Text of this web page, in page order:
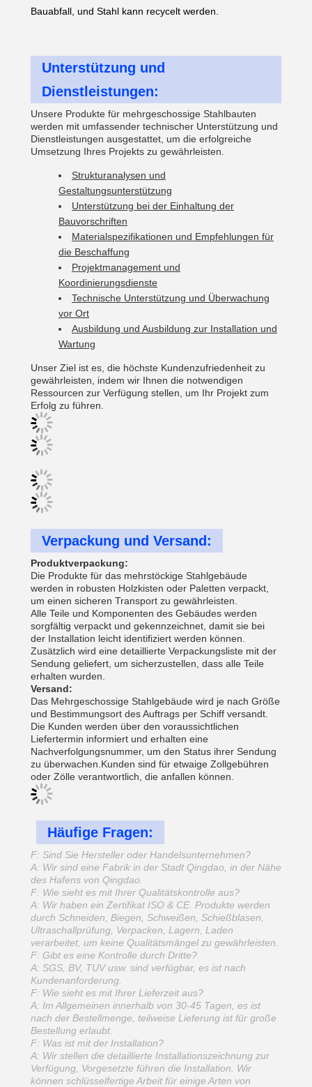
Bauabfall, und Stahl kann recycelt werden.
Unterstützung und
Dienstleistungen:
Unsere Produkte für mehrgeschossige Stahlbauten
werden mit umfassender technischer Unterstützung und
Dienstleistungen ausgestattet, um die erfolgreiche
Umsetzung Ihres Projekts zu gewährleisten.
Strukturanalysen und
Gestaltungsunterstützung
Unterstützung bei der Einhaltung der
Bauvorschriften
Materialspezifikationen und Empfehlungen für
die Beschaffung
Projektmanagement und
Koordinierungsdienste
Technische Unterstützung und Überwachung
vor Ort
Ausbildung und Ausbildung zur Installation und
Wartung
Unser Ziel ist es, die höchste Kundenzufriedenheit zu
gewährleisten, indem wir Ihnen die notwendigen
Ressourcen zur Verfügung stellen, um Ihr Projekt zum
Erfolg zu führen.
Verpackung und Versand:
Produktverpackung:
Die Produkte für das mehrstöckige Stahlgebäude
werden in robusten Holzkisten oder Paletten verpackt,
um einen sicheren Transport zu gewährleisten.
Alle Teile und Komponenten des Gebäudes werden
sorgfältig verpackt und gekennzeichnet, damit sie bei
der Installation leicht identifiziert werden können.
Zusätzlich wird eine detaillierte Verpackungsliste mit der
Sendung geliefert, um sicherzustellen, dass alle Teile
erhalten wurden.
Versand:
Das Mehrgeschossige Stahlgebäude wird je nach Größe
und Bestimmungsort des Auftrags per Schiff versandt.
Die Kunden werden über den voraussichtlichen
Liefertermin informiert und erhalten eine
Nachverfolgungsnummer, um den Status ihrer Sendung
zu überwachen.Kunden sind für etwaige Zollgebühren
oder Zölle verantwortlich, die anfallen können.
Häufige Fragen:
F: Sind Sie Hersteller oder Handelsunternehmen?
A: Wir sind eine Fabrik in der Stadt Qingdao, in der Nähe
des Hafens von Qingdao.
F: Wie sieht es mit Ihrer Qualitätskontrolle aus?
A: Wir haben ein Zertifikat ISO & CE. Produkte werden
durch Schneiden, Biegen, Schweißen, Schießblasen,
Ultraschallprüfung, Verpacken, Lagern, Laden
verarbeitet, um keine Qualitätsmängel zu gewährleisten.
F: Gibt es eine Kontrolle durch Dritte?
A: SGS, BV, TUV usw. sind verfügbar, es ist nach
Kundenanforderung.
F: Wie sieht es mit Ihrer Lieferzeit aus?
A: Im Allgemeinen innerhalb von 30-45 Tagen, es ist
nach der Bestellmenge, teilweise Lieferung ist für große
Bestellung erlaubt.
F: Was ist mit der Installation?
A: Wir stellen die detaillierte Installationszeichnung zur
Verfügung, Vorgesetzte führen die Installation. Wir
können schlüsselfertige Arbeit für einige Arten von